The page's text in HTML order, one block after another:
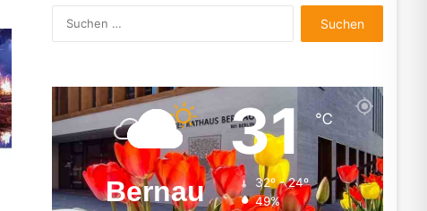
nach:
Bernau
31℃
32º - 24º
49%